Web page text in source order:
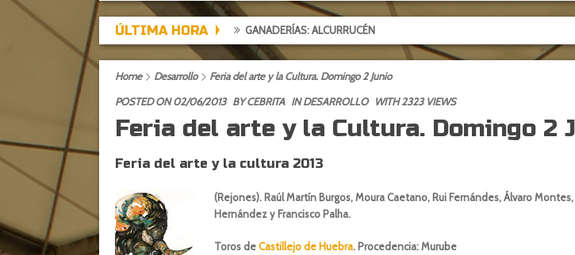
ÚLTIMA HORA GANADERÍAS: ALCURRUCÉN
Home Desarrollo
Feria del arte y la Cultura. Domingo 2 Junio
POSTED ON 02/06/2013 BYCEBRITA INDESARROLLO WITH 2323 VIEWS
Feria del arte y la Cultura. Domingo 2
Feria del arte y la cultura 2013
(Rejones). Raúl Martín Burgos, Moura Caetano, Rui Fernándes, Álvaro
Hernández y Francisco Palha.
Toros deCastillejo de Huebra. Procedencia: Murube